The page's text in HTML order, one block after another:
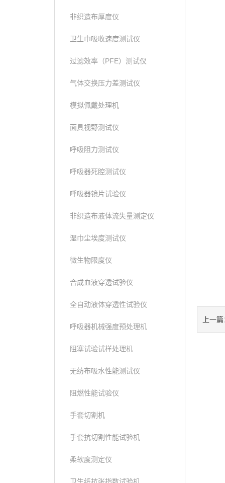
非织造布厚度仪
卫生巾吸收速度测试仪
过滤效率（PFE）测试仪
气体交换压力差测试仪
模拟佩戴处理机
面具视野测试仪
呼吸阻力测试仪
呼吸器死腔测试仪
呼吸器镜片试验仪
非织造布液体流失量测定仪
湿巾尘埃度测试仪
微生物限度仪
合成血液穿透试验仪
全自动液体穿透性试验仪
呼吸器机械强度预处理机
阻塞试验试样处理机
无纺布吸水性能测试仪
阻燃性能试验仪
手套切割机
手套抗切割性能试验机
柔软度测定仪
上一